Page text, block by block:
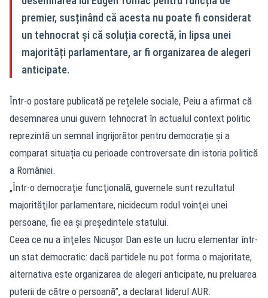
premier, susținând că acesta nu poate fi considerat
un tehnocrat și că soluția corectă, în lipsa unei
majorități parlamentare, ar fi organizarea de alegeri
anticipate.
Într-o postare publicată pe rețelele sociale, Peiu a afirmat că
desemnarea unui guvern tehnocrat în actualul context politic
reprezintă un semnal îngrijorător pentru democrație și a
comparat situația cu perioade controversate din istoria politică
a României.
„Într-o democraţie funcţională, guvernele sunt rezultatul
majorităţilor parlamentare, nicidecum rodul voinţei unei
persoane, fie ea şi preşedintele statului.
Ceea ce nu a înţeles Nicuşor Dan este un lucru elementar într-
un stat democratic: dacă partidele nu pot forma o majoritate,
alternativa este organizarea de alegeri anticipate, nu preluarea
puterii de către o persoană”, a declarat liderul AUR.